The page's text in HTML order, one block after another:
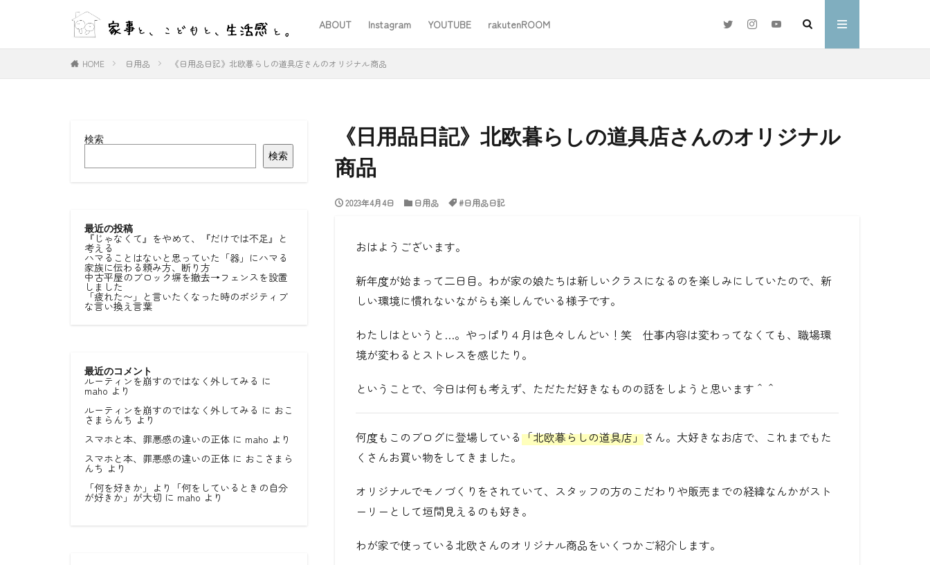
ABOUT Instagram YOUTUBE rakutenROOM
HOME 日用品 《日用品日記》北欧暮らしの道具店さんのオリジナル商品
《日用品日記》北欧暮らしの道具店さんのオリジナル
商品
2023年4月4日 日用品 #日用品日記
おはようございます。
新年度が始まって二日目。わが家の娘たちは新しいクラスになるのを楽しみにしていたので、新
しい環境に慣れないながらも楽しんでいる様子です。
わたしはというと …。やっぱり４月は色々しんどい！笑 仕事内容は変わってなくても、職場環
境が変わるとストレスを感じたり。
ということで、今日は何も考えず、ただただ好きなものの話をしようと思います＾＾
何度もこのブログに登場している「北欧暮らしの道具店」さん。大好きなお店で、これまでもた
くさんお買い物をしてきました。
オリジナルでモノづくりをされていて、スタッフの方のこだわりや販売までの経緯なんかがスト
ーリーとして垣間見えるのも好き。
わが家で使っている北欧さんのオリジナル商品をいくつかご紹介します。
検索
検索
最近の投稿
『じゃなくて』をやめて、『だけでは不足』と
考える
ハマることはないと思っていた「器」にハマる
家族に伝わる頼み方、断り方
中古平屋のブロック塀を撤去→フェンスを設置
しました
「疲れた〜」と言いたくなった時のポジティブ
な言い換え言葉
最近のコメント
ルーティンを崩すのではなく外してみる に
maho より
ルーティンを崩すのではなく外してみる に おこ
さまらんち より
スマホと本、罪悪感の違いの正体 に maho より
スマホと本、罪悪感の違いの正体 に おこさまら
んち より
「何を好きか」より「何をしているときの自分
が好きか」が大切 に maho より
WEB デザイン SEO
#家事問屋 #日用品日記 #無印良品